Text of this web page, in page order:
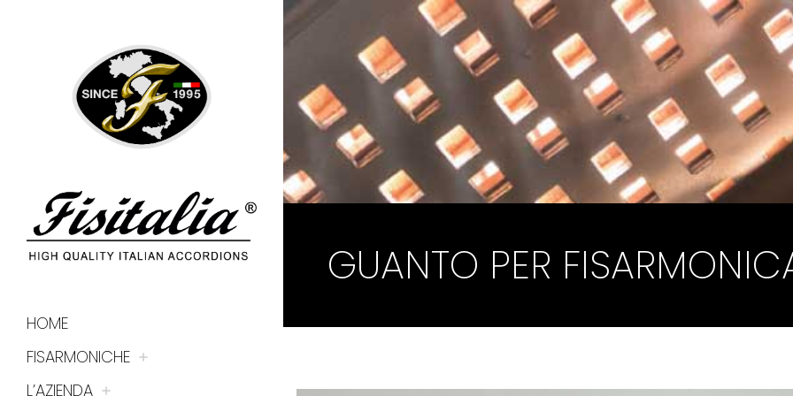
HOME
FISARMONICHE
L’AZIENDA
GUANTO PER